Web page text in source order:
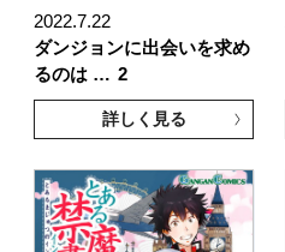
2022.7.22
ダンジョンに出会いを求め
るのは … 2
詳しく見る